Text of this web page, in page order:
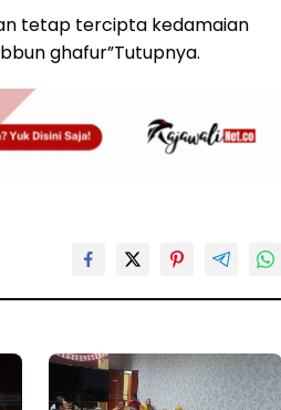
tetap tercipta kedamaian
ghafur”Tutupnya.